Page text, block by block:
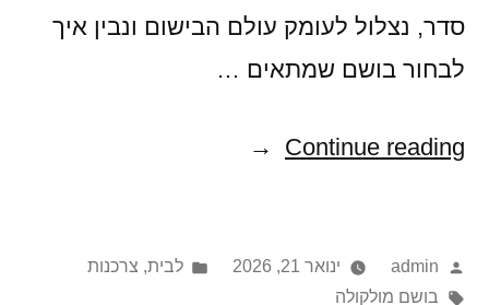
סדר, נצלול לעומק עולם הבישום ונבין איך
לבחור בושם שמתאים …
Continue reading "איך
שמתאים
Posted
by
admin ינואר 21, 2026
Posted
לבית, צרכנות
Tags:
בושם מולקולה